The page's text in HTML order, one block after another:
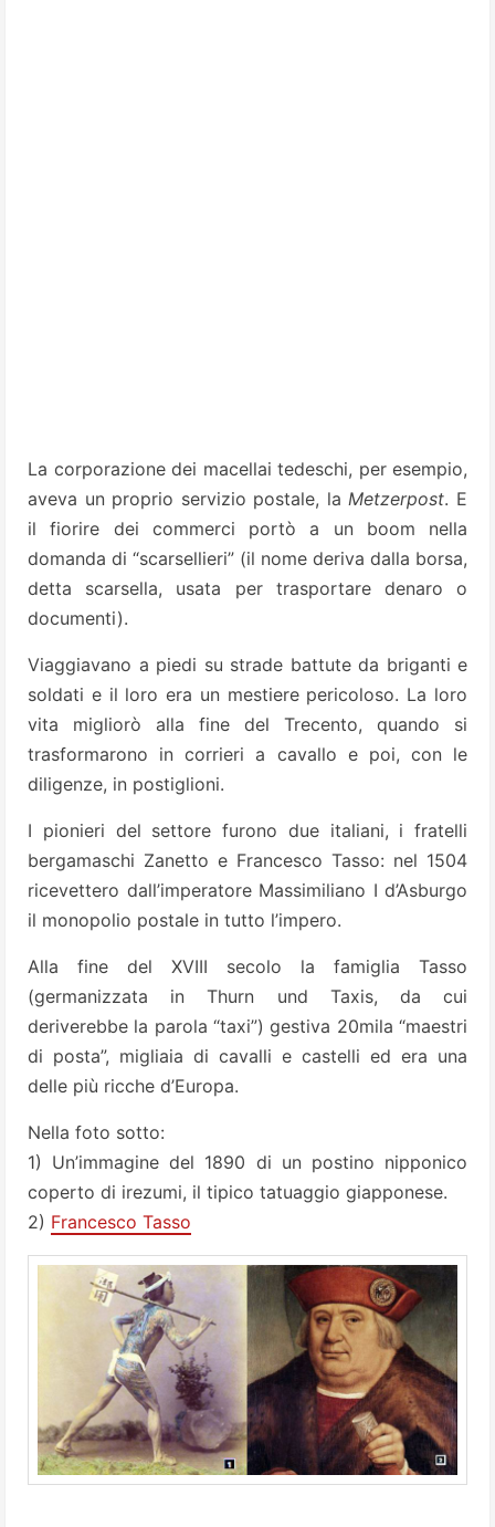
La corporazione dei macellai tedeschi, per esempio,
aveva un proprio servizio postale, laMetzerpost. E
il fiorire dei commerci portò a un boom nella
domanda di “scarsellieri” (il nome deriva dalla borsa,
detta scarsella, usata per trasportare denaro o
documenti).
Viaggiavano a piedi su strade battute da briganti e
soldati e il loro era un mestiere pericoloso. La loro
vita migliorò alla fine del Trecento, quando si
trasformarono in corrieri a cavallo e poi, con le
diligenze, in postiglioni.
I pionieri del settore furono due italiani, i fratelli
bergamaschi Zanetto e Francesco Tasso: nel 1504
ricevettero dall’imperatore Massimiliano I d’Asburgo
il monopolio postale in tutto l’impero.
Alla fine del XVIII secolo la famiglia Tasso
(germanizzata in Thurn und Taxis, da cui
deriverebbe la parola “taxi”) gestiva 20mila “maestri
di posta”, migliaia di cavalli e castelli ed era una
delle più ricche d’Europa.
Nella foto sotto:
1) Un’immagine del 1890 di un postino nipponico
coperto di irezumi, il tipico tatuaggio giapponese.
2) Francesco Tasso